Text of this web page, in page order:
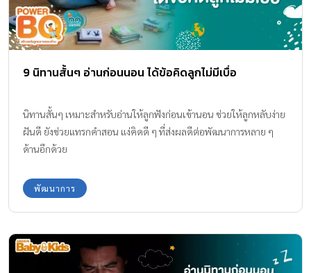
9 นิทานสั้นๆ อ่านก่อนนอน ได้ข้อคิดลูกไม่มีเบื่อ
นิทานสั้นๆ เหมาะสำหรับอ่านให้ลูกฟังก่อนเข้านอน ช่วยให้ลูกหลับง่าย
ฝันดี ยังช่วยแทรกคำสอน แง่คิดดี ๆ ที่ส่งผลดีต่อพัฒนาการหลาย ๆ
ด้านอีกด้วย
พัฒนาการ